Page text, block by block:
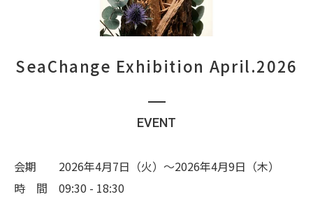
SeaChange Exhibition April.2026
EVENT
会期
2026年4月7日（火）〜2026年4月9日（木）
時 間
09:30 - 18:30